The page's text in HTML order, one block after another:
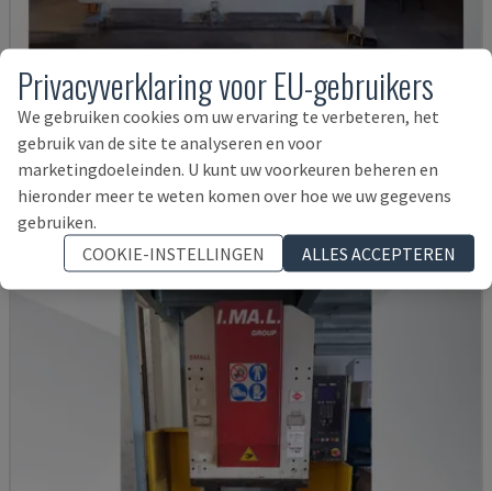
E3A 100/33
IMAL - PERSREM
ITALIË 1997
17.000 €
Privacyverklaring voor EU-gebruikers
We gebruiken cookies om uw ervaring te verbeteren, het
gebruik van de site te analyseren en voor
marketingdoeleinden. U kunt uw voorkeuren beheren en
hieronder meer te weten komen over hoe we uw gegevens
gebruiken.
COOKIE-INSTELLINGEN
ALLES ACCEPTEREN